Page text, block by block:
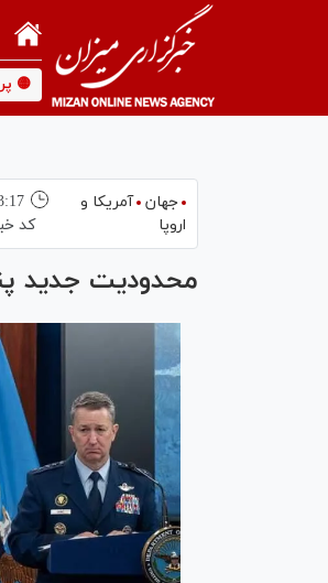
🟡
جهان آمریکا و
اروپا
کد
محدودیت جدید